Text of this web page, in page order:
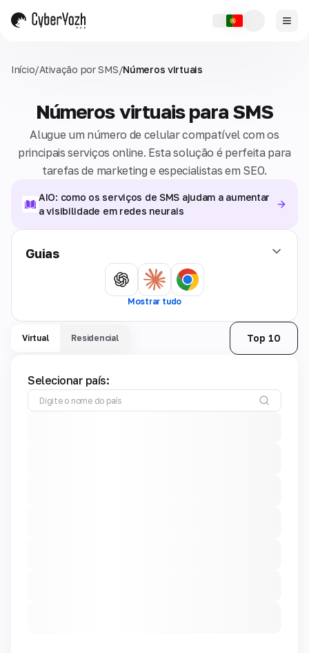
Início/Ativação por SMS/Números virtuais
Números virtuais para SMS
Alugue um número de celular compatível com os
principais serviços online. Esta solução é perfeita para
tarefas de marketing e especialistas em SEO.
AIO: como os serviços de SMS ajudam a aumentar
a visibilidade em redes neurais
Guias
Mostrar tudo
Virtual Residencial Top 10
Selecionar país: